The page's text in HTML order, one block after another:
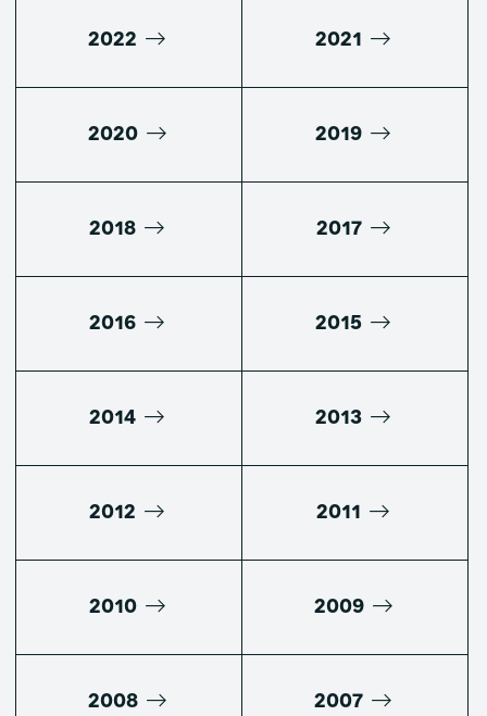
2022 2021
2020 2019
2018 2017
2016 2015
2014 2013
2012 2011
2010 2009
2008 2007